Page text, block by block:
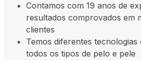
Contamos com 19 anos de
resultados comprovados em
clientes
Temos diferentes tecnologias
todos os tipos de pelo e pele